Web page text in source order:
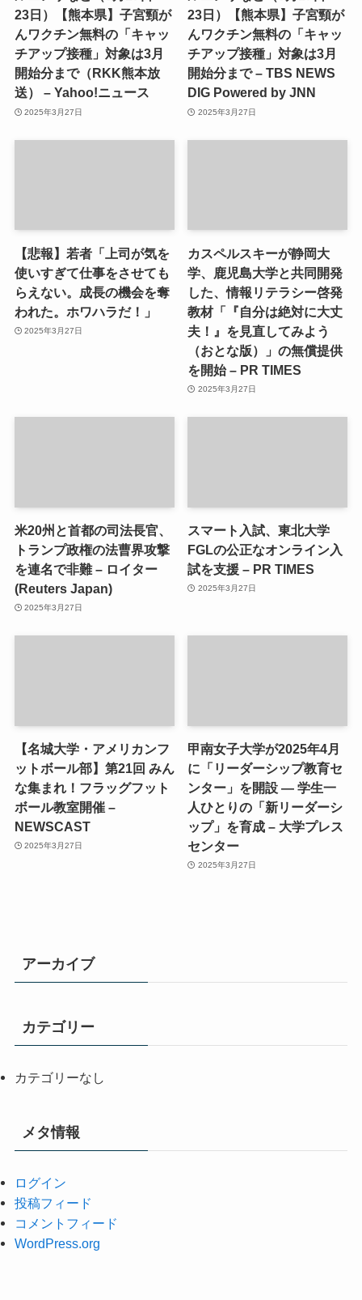
23日）【熊本県】子宮頸が
んワクチン無料の「キャッ
チアップ接種」対象は3月
開始分まで（RKK熊本放
送） – Yahoo!ニュース
2025年3月27日
23日）【熊本県】子宮頸が
んワクチン無料の「キャッ
チアップ接種」対象は3月
開始分まで – TBS NEWS
DIG Powered by JNN
2025年3月27日
【悲報】若者「上司が気を
使いすぎて仕事をさせても
らえない。成長の機会を奪
われた。ホワハラだ！」
2025年3月27日
カスペルスキーが静岡大
学、鹿児島大学と共同開発
した、情報リテラシー啓発
教材「『自分は絶対に大丈
夫！』を見直してみよう
（おとな版）」の無償提供
を開始 – PR TIMES
2025年3月27日
米20州と首都の司法長官、
トランプ政権の法曹界攻撃
を連名で非難 – ロイター
(Reuters Japan)
2025年3月27日
スマート入試、東北大学
FGLの公正なオンライン入
試を支援 – PR TIMES
2025年3月27日
【名城大学・アメリカンフ
ットボール部】第21回 みん
な集まれ！フラッグフット
ボール教室開催 –
NEWSCAST
2025年3月27日
甲南女子大学が2025年4月
に「リーダーシップ教育セ
ンター」を開設 ― 学生一
人ひとりの「新リーダーシ
ップ」を育成 – 大学プレス
センター
2025年3月27日
アーカイブ
カテゴリー
カテゴリーなし
メタ情報
ログイン
投稿フィード
コメントフィード
WordPress.org